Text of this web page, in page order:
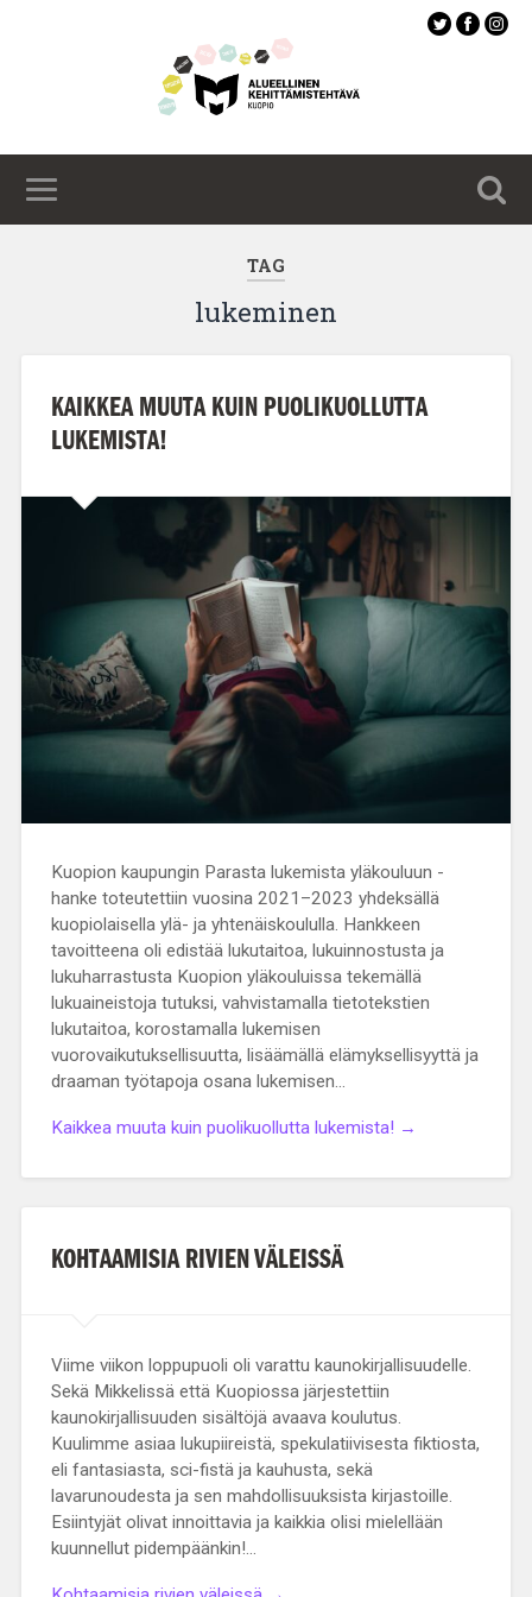
TAG
lukeminen
KAIKKEA MUUTA KUIN PUOLIKUOLLUTTA
LUKEMISTA!
Kuopion kaupungin Parasta lukemista yläkouluun -
hanke toteutettiin vuosina 2021–2023 yhdeksällä
kuopiolaisella ylä- ja yhtenäiskoululla. Hankkeen
tavoitteena oli edistää lukutaitoa, lukuinnostusta ja
lukuharrastusta Kuopion yläkouluissa tekemällä
lukuaineistoja tutuksi, vahvistamalla tietotekstien
lukutaitoa, korostamalla lukemisen
vuorovaikutuksellisuutta, lisäämällä elämyksellisyyttä ja
draaman työtapoja osana lukemisen…
Kaikkea muuta kuin puolikuollutta lukemista! →
KOHTAAMISIA RIVIEN VÄLEISSÄ
Viime viikon loppupuoli oli varattu kaunokirjallisuudelle.
Sekä Mikkelissä että Kuopiossa järjestettiin
kaunokirjallisuuden sisältöjä avaava koulutus.
Kuulimme asiaa lukupiireistä, spekulatiivisesta fiktiosta,
eli fantasiasta, sci-fistä ja kauhusta, sekä
lavarunoudesta ja sen mahdollisuuksista kirjastoille.
Esiintyjät olivat innoittavia ja kaikkia olisi mielellään
kuunnellut pidempäänkin!…